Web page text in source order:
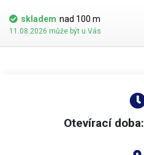
skladem nad 100 m
11.08.2026 může být u Vás
Otevírací doba: